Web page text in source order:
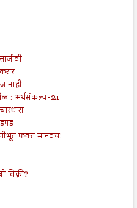
नाही
: अर्थसंकल्प-21
फक्त मानवच!
विक्री?